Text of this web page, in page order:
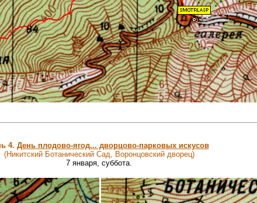
4. День плодово-ягод... дворцово-парковых искусов
(Никитский Ботанический Сад, Воронцовский дворец)
7 января, суббота.